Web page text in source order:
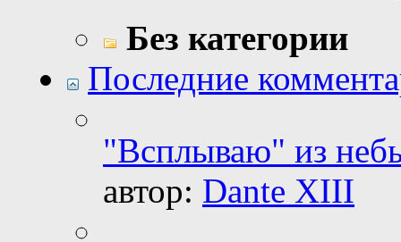
Без категории
Последние
"Всплываю" из
автор: Dante XIII